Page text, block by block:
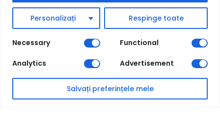
Personalizați Respinge toate
Necessary Functional
Analytics Advertisement
Salvați preferințele mele
Contactează-ne
Despre Noi
Cariere